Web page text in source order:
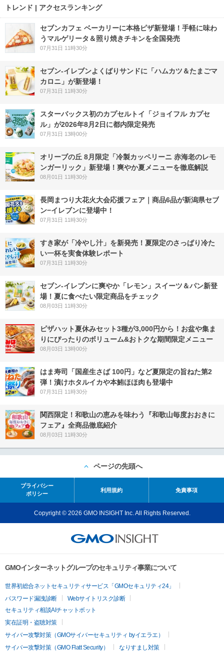
トレンド | アクセスランキング
セブンカフェ ベーカリーに本格ピザ新登場！手軽に味わ
うマルゲリータ＆照り焼きチキンを全国発売
07月31日 11時30分
セブン‐イレブンよくばりサンドに「ハムカツ＆たまごマ
カロニ」が新登場！
07月31日 11時30分
スターバックス初のカプセルトイ「ジョイフル カプセ
ル」が2026年8月2日に都内限定発売
07月31日 13時00分
オリーブの丘 8月限定「冷製カッペリーニ 赤海老のレモ
ンガーリック」新登場！爽やか夏メニューを徹底解説
08月01日 11時30分
長岡まつり大花火大会応援フェア｜商品6品が新潟県セブ
ン−イレブンに登場中！
07月31日 11時30分
すき家が「冷やし汁」を新発売！夏限定のさっぱり冷た
い一杯を実食体験レポート
07月31日 11時30分
セブン‐イレブンに爽やか「レモン」スイーツ＆パン新登
場！夏に食べたい限定商品をチェック
08月03日 11時30分
ピザハット夏休みセット3種が3,000円から！お盆や集ま
りにぴったりのボリューム&おトクな期間限定メニュー
08月03日 13時00分
はま寿司「国産生さば 100円」など夏限定の旨ねた第2
弾！漬けホタルイカや本鮪ほほ肉も登場中
07月31日 11時30分
関西限定！和歌山の恵みを味わう『和歌山毎度おおきに
フェア』全商品徹底紹介
08月03日 11時30分
ページの先頭へ
プライバシー
ポリシー
利用規約 免責事項
Copyright © 2026 GMO INSIGHT Inc. All Rights Reserved.
GMOインターネットグループのセキュリティ事業について
世界初総合ネットセキュリティサービス「GMOセキュリティ24」
パスワード漏洩診断
Webサイトリスク診断
セキュリティ相談AIチャットボット
実在証明・盗聴対策
サイバー攻撃対策（GMOサイバーセキュリティ byイエラエ）
サイバー攻撃対策（GMO Flatt Security）
なりすまし対策